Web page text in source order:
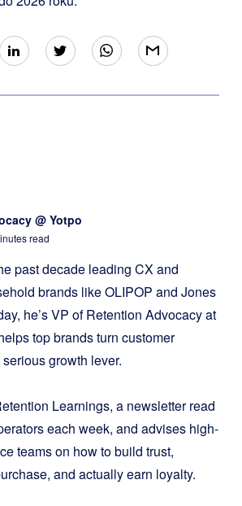
@ Yotpo
read
past decade leading CX and
brands like OLIPOP and Jones
he’s VP of Retention Advocacy at
top brands turn customer
growth lever.
Learnings, a newsletter read
each week, and advises high-
teams on how to build trust,
and actually earn loyalty.